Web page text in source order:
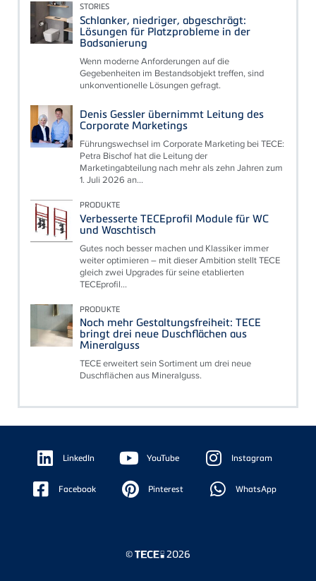
STORIES
Schlanker, niedriger, abgeschrägt:
Lösungen für Platzprobleme in der
Badsanierung
Wenn moderne Anforderungen auf die
Gegebenheiten im Bestandsobjekt treffen, sind
unkonventionelle Lösungen gefragt.
Denis Gessler übernimmt Leitung des
Corporate Marketings
Führungswechsel im Corporate Marketing bei TECE:
Petra Bischof hat die Leitung der
Marketingabteilung nach mehr als zehn Jahren zum
1. Juli 2026 an...
PRODUKTE
Verbesserte TECEprofil Module für WC
und Waschtisch
Gutes noch besser machen und Klassiker immer
weiter optimieren – mit dieser Ambition stellt TECE
gleich zwei Upgrades für seine etablierten
TECEprofil...
PRODUKTE
Noch mehr Gestaltungsfreiheit: TECE
bringt drei neue Duschflächen aus
Mineralguss
TECE erweitert sein Sortiment um drei neue
Duschflächen aus Mineralguss.
Floating
Sidebar LinkedIn YouTube Instagram
Facebook Pinterest WhatsApp
© 2026